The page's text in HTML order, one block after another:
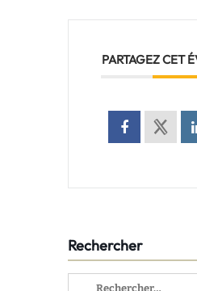
PARTAGEZ CET
Rechercher
Rechercher :